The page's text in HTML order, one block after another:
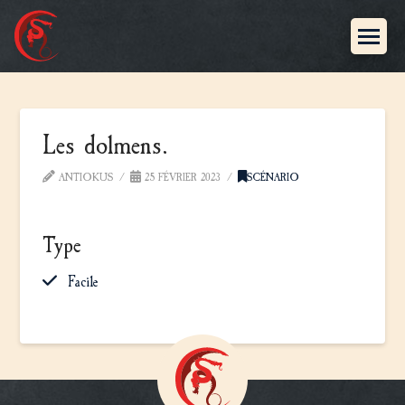
Les dolmens.
ANTIOKUS 25 FÉVRIER 2023 SCÉNARIO
Type
Facile